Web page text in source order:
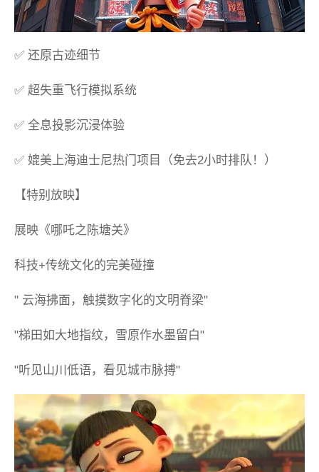
✅ 还原古迹细节
✅ 超失重飞行模拟系统
✅ 全息投影沉浸体验
✅ 媲美上海迪士尼热门项目（免去2小时排队！）
【特别放映】
展映《哪吒之陈塘关》
科技+传统文化的完美碰撞
" 云海拂面，触摸数字化的文明脊梁"
"梯田如大地指纹，雪原作水墨留白"
"听见山川低语，看见城市脉搏"